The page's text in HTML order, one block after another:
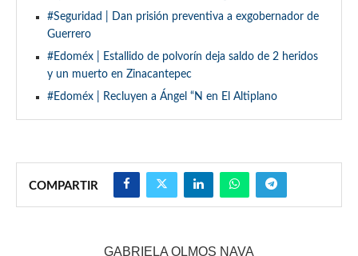
#Seguridad | Dan prisión preventiva a exgobernador de
Guerrero
#Edoméx | Estallido de polvorín deja saldo de 2 heridos
y un muerto en Zinacantepec
#Edoméx | Recluyen a Ángel “N en El Altiplano
COMPARTIR
GABRIELA OLMOS NAVA